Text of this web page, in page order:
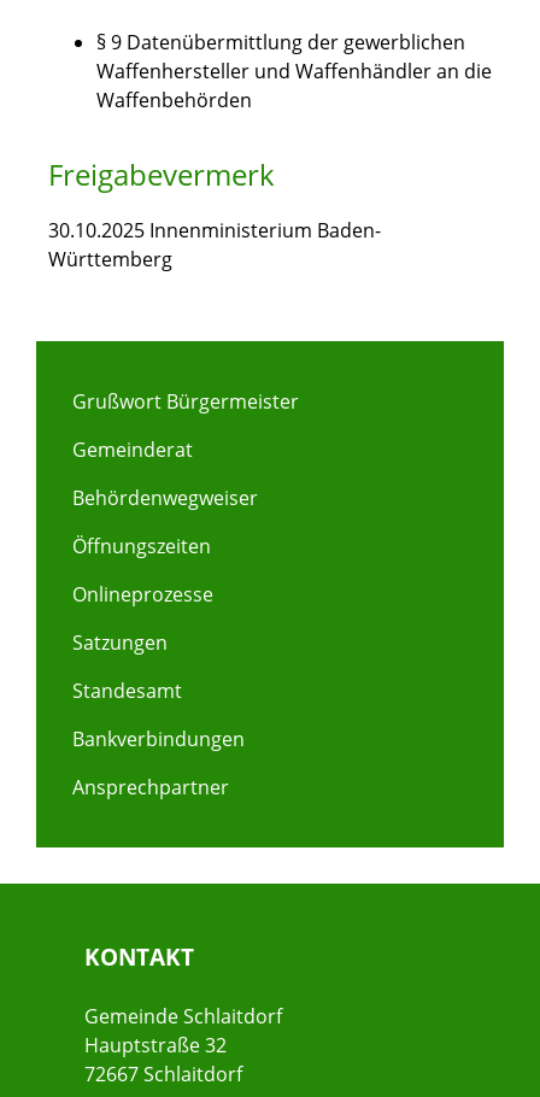
§ 9 Datenübermittlung der gewerblichen
Waffenhersteller und Waffenhändler an die
Waffenbehörden
Freigabevermerk
30.10.2025 Innenministerium Baden-
Württemberg
Grußwort Bürgermeister
Gemeinderat
Behördenwegweiser
Öffnungszeiten
Onlineprozesse
Satzungen
Standesamt
Bankverbindungen
Ansprechpartner
KONTAKT
Gemeinde Schlaitdorf
Hauptstraße 32
72667 Schlaitdorf